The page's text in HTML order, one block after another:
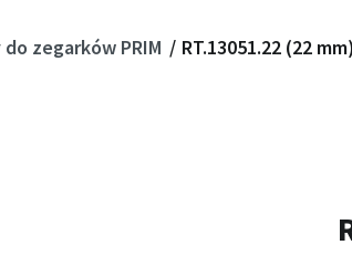
zegarków PRIM RT.13051.22 (22 mm)